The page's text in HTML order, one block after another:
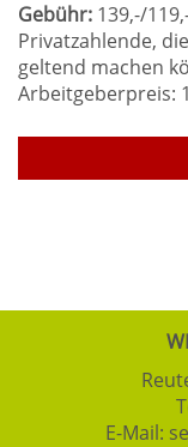
Gebühr: 139,-/
Privatzahlende,
geltend machen
Arbeitgeberpreis:
E-Mail: